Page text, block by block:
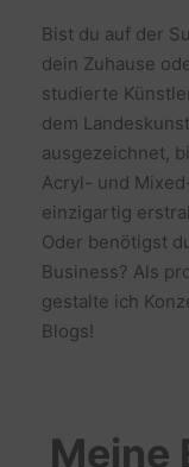
Bist du auf der
dein Zuhause
studierte
dem
ausgezeichnet,
Acryl- und
einzigartig
Oder benötigst
Business? Als
gestalte ich
Blogs!
Meine